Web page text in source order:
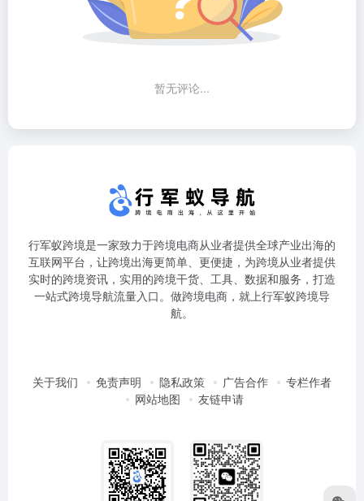
暂无评论...
行军蚁跨境是一家致力于跨境电商从业者提供全球产业出海的
互联网平台，让跨境出海更简单、更便捷，为跨境从业者提供
实时的跨境资讯，实用的跨境干货、工具、数据和服务，打造
一站式跨境导航流量入口。做跨境电商，就上行军蚁跨境导
航。
关于我们 免责声明 隐私政策 广告合作
专栏作者
网站地图
友链申请